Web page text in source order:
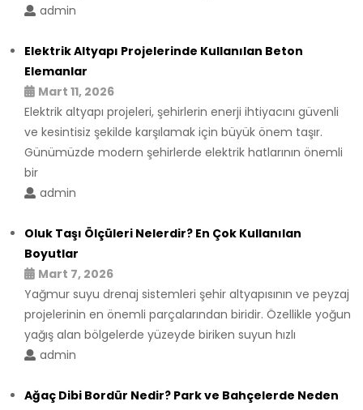
admin
Elektrik Altyapı Projelerinde Kullanılan Beton
Elemanlar
Mart 11, 2026
Elektrik altyapı projeleri, şehirlerin enerji ihtiyacını güvenli
ve kesintisiz şekilde karşılamak için büyük önem taşır.
Günümüzde modern şehirlerde elektrik hatlarının önemli
bir
admin
Oluk Taşı Ölçüleri Nelerdir? En Çok Kullanılan
Boyutlar
Mart 7, 2026
Yağmur suyu drenaj sistemleri şehir altyapısının ve peyzaj
projelerinin en önemli parçalarından biridir. Özellikle yoğun
yağış alan bölgelerde yüzeyde biriken suyun hızlı
admin
Ağaç Dibi Bordür Nedir? Park ve Bahçelerde Neden